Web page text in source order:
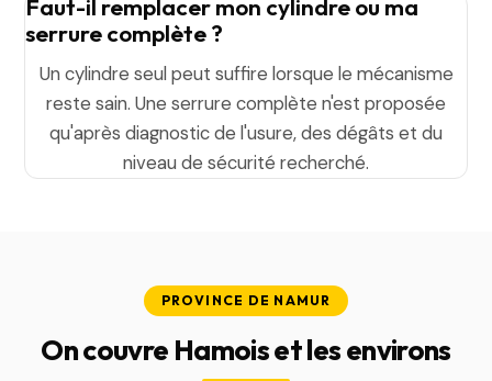
Faut-il remplacer mon cylindre ou ma
serrure complète ?
Un cylindre seul peut suffire lorsque le mécanisme
reste sain. Une serrure complète n'est proposée
qu'après diagnostic de l'usure, des dégâts et du
niveau de sécurité recherché.
PROVINCE DE NAMUR
On couvre Hamois et les environs